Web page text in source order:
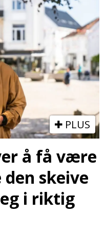
PLUS
å få være
skeive
i riktig